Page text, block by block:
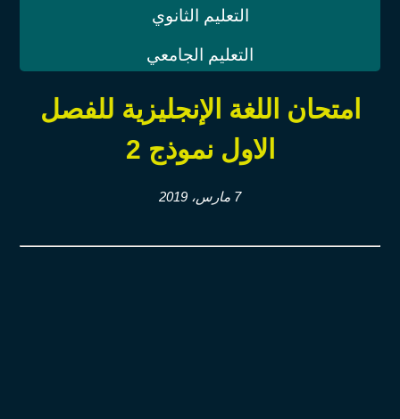
التعليم الثانوي
التعليم الجامعي
امتحان اللغة الإنجليزية للفصل
الاول نموذج ‫2
7 مارس، 2019